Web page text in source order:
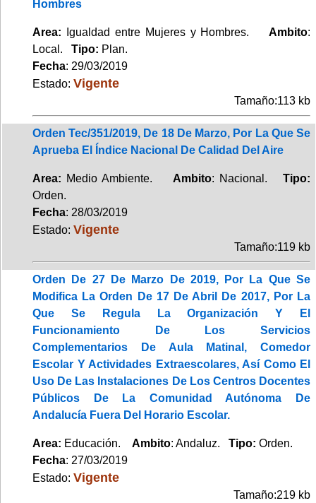
Hombres
Area: Igualdad entre Mujeres y Hombres. Ambito:
Local. Tipo: Plan.
Fecha: 29/03/2019
Estado: Vigente
Tamaño:113 kb
Orden Tec/351/2019, De 18 De Marzo, Por La Que Se
Aprueba El Índice Nacional De Calidad Del Aire
Area: Medio Ambiente. Ambito: Nacional.Tipo:
Orden.
Fecha: 28/03/2019
Estado: Vigente
Tamaño:119 kb
Orden De 27 De Marzo De 2019, Por La Que Se
Modifica La Orden De 17 De Abril De 2017, Por La
Que Se Regula La Organización Y El
Funcionamiento De Los Servicios
Complementarios De Aula Matinal, Comedor
Escolar Y Actividades Extraescolares, Así Como El
Uso De Las Instalaciones De Los Centros Docentes
Públicos De La Comunidad Autónoma De
Andalucía Fuera Del Horario Escolar.
Area: Educación. Ambito: Andaluz. Tipo: Orden.
Fecha: 27/03/2019
Estado: Vigente
Tamaño:219 kb